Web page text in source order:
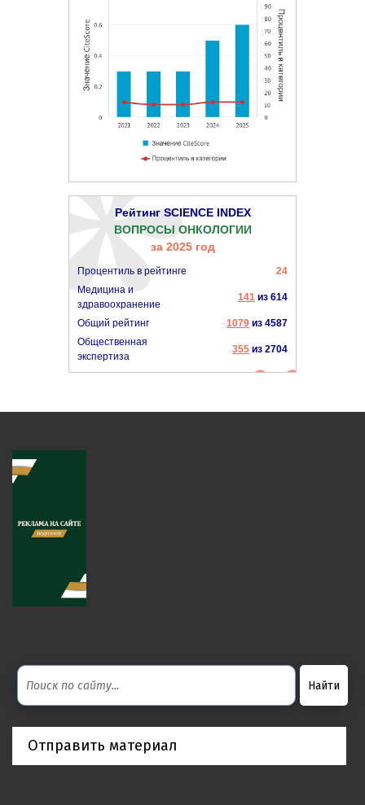
Рейтинг SCIENCE INDEX
ВОПРОСЫ ОНКОЛОГИИ
за 2025 год
Процентиль в рейтинге
24
Медицина и
здравоохранение
141из 614
Общий рейтинг 1079из 4587
Общественная
экспертиза
355из 2704
Отправить материал